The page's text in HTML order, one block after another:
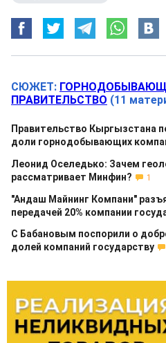
СЮЖЕТ:
ПРАВИТЕЛЬСТВО (11
Правительство Кыргызстана
доли горнодобывающих
Леонид Оселедько: Зачем
рассматривает Минфин?
1
"Андаш Майнинг Компани"
передачей 20% компании
С Бабановым поспорили о
долей компаний государству